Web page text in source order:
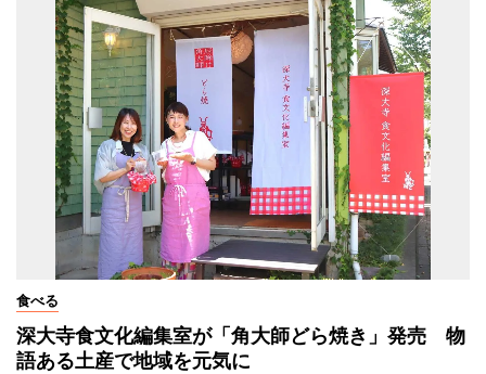
食べる
深大寺食文化編集室が「角大師どら焼き」発売 物
語ある土産で地域を元気に